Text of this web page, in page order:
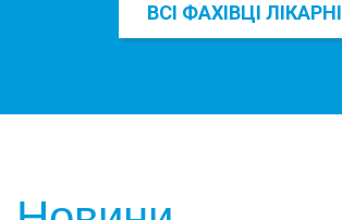
ВСІ ФАХІВЦІ ЛІКАРНІ